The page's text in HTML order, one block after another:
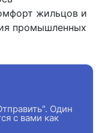
жильцов и
промышленных
Один
с вами как